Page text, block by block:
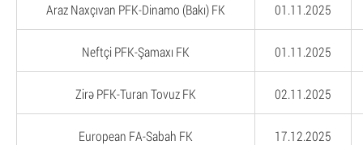
Araz Naxçıvan PFK-Dinamo (Bakı) FK 01.11.2025
Neftçi PFK-Şamaxı FK 01.11.2025
Zirə PFK-Turan Tovuz FK 02.11.2025
European FA-Sabah FK 17.12.2025